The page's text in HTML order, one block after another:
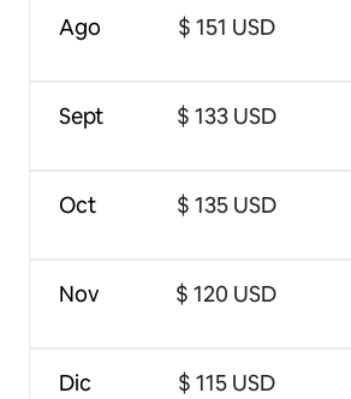
Ago
Sept
Oct
Nov
Dic
$ 151 USD
$ 133 USD
$ 135 USD
$ 120 USD
$ 115 USD